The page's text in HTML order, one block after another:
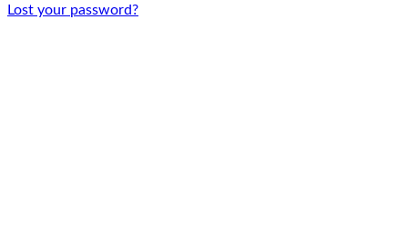
Lost your password?